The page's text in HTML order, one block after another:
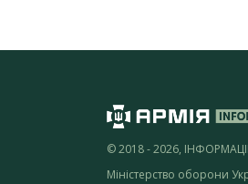
© 2018 - 2026,
Міністерство оборони